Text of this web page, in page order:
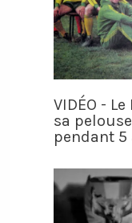
VIDÉO -
sa
pendant